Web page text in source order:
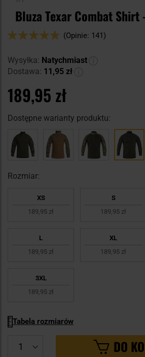
Bluza Texar Combat Shirt
Ocena:
(Opinie: 141)
Wysyłka: Natychmiast
Dostawa: 11,95 zł
189,95 zł
Dostępne warianty produktu:
Rozmiar:
XS
189,95 zł
S
189,95 zł
L
189,95 zł
XL
189,95 zł
3XL
189,95 zł
Tabela rozmiarów
DO